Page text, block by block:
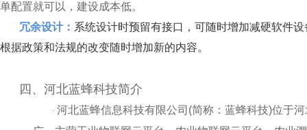
单配置就可以，建设成本低。
冗余设计： 系统设计时预留有接口，可随时增加减硬软件
根据政策和法规的改变随时增加新的内容。
四、河北蓝蜂科技简介
· 河北蓝蜂信息科技有限公司(简称：蓝蜂科技)位于